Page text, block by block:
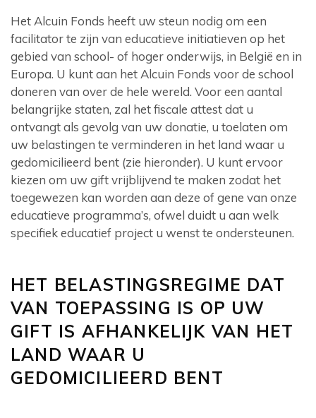
Het Alcuin Fonds heeft uw steun nodig om een
facilitator te zijn van educatieve initiatieven op het
gebied van school- of hoger onderwijs, in België en in
Europa. U kunt aan het Alcuin Fonds voor de school
doneren van over de hele wereld. Voor een aantal
belangrijke staten, zal het fiscale attest dat u
ontvangt als gevolg van uw donatie, u toelaten om
uw belastingen te verminderen in het land waar u
gedomicilieerd bent (zie hieronder). U kunt ervoor
kiezen om uw gift vrijblijvend te maken zodat het
toegewezen kan worden aan deze of gene van onze
educatieve programma’s, ofwel duidt u aan welk
specifiek educatief project u wenst te ondersteunen.
HET BELASTINGSREGIME DAT
VAN TOEPASSING IS OP UW
GIFT IS AFHANKELIJK VAN HET
LAND WAAR U
GEDOMICILIEERD BENT